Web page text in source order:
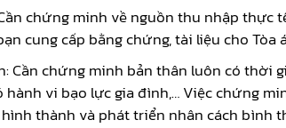
chứng minh về nguồn thu nhập
cung cấp bằng chứng, tài liệu cho
Cần chứng minh bản thân luôn có thời
hành vi bạo lực gia đình,… Việc chứng
thành và phát triển nhân cách bình